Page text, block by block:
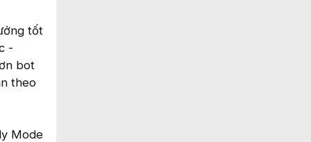
tốt
-
bot
theo
Mode